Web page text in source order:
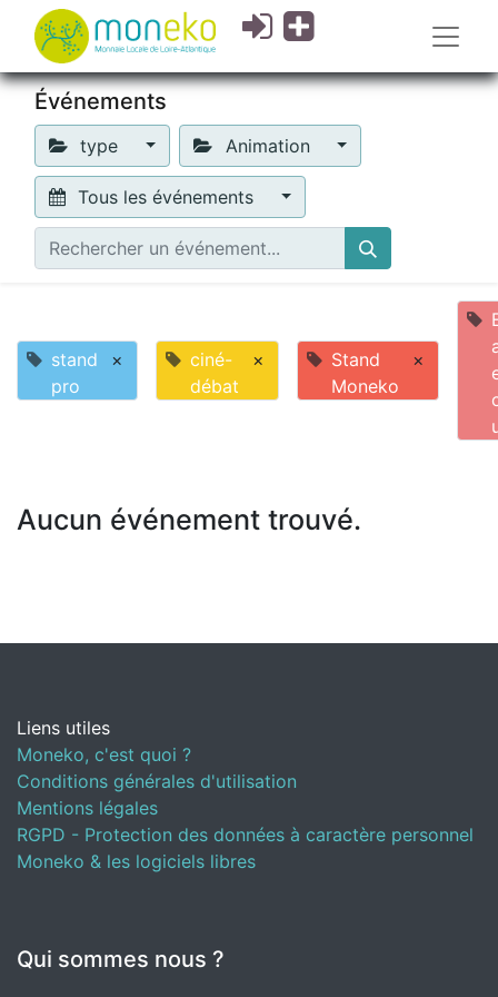
Événements
type Animation
Tous les événements
stand
pro
×
ciné-
débat
×
Stand
Moneko
×
Aucun événement trouvé.
Liens utiles
Moneko, c'est quoi ?
Conditions générales d'utilisation
Mentions légales
RGPD - Protection des données à caractère personnel
Moneko & les logiciels libres
Qui sommes nous ?